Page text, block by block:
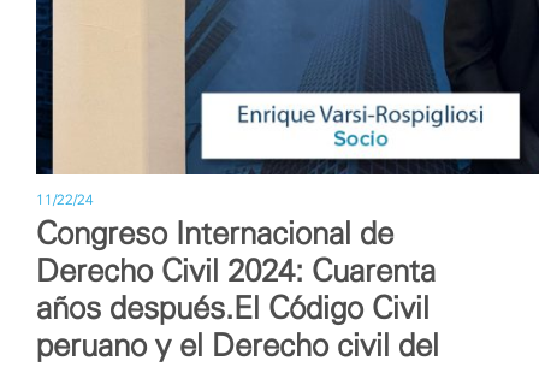
11/22/24
Congreso Internacional de
Derecho Civil 2024: Cuarenta
años después.El Código Civil
peruano y el Derecho civil del